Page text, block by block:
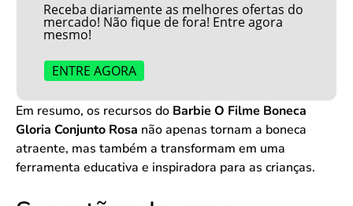
Receba diariamente as melhores ofertas do
mercado! Não fique de fora! Entre agora
mesmo!
ENTRE AGORA
Em resumo, os recursos do Barbie O Filme Boneca
Gloria Conjunto Rosa não apenas tornam a boneca
atraente, mas também a transformam em uma
ferramenta educativa e inspiradora para as crianças.